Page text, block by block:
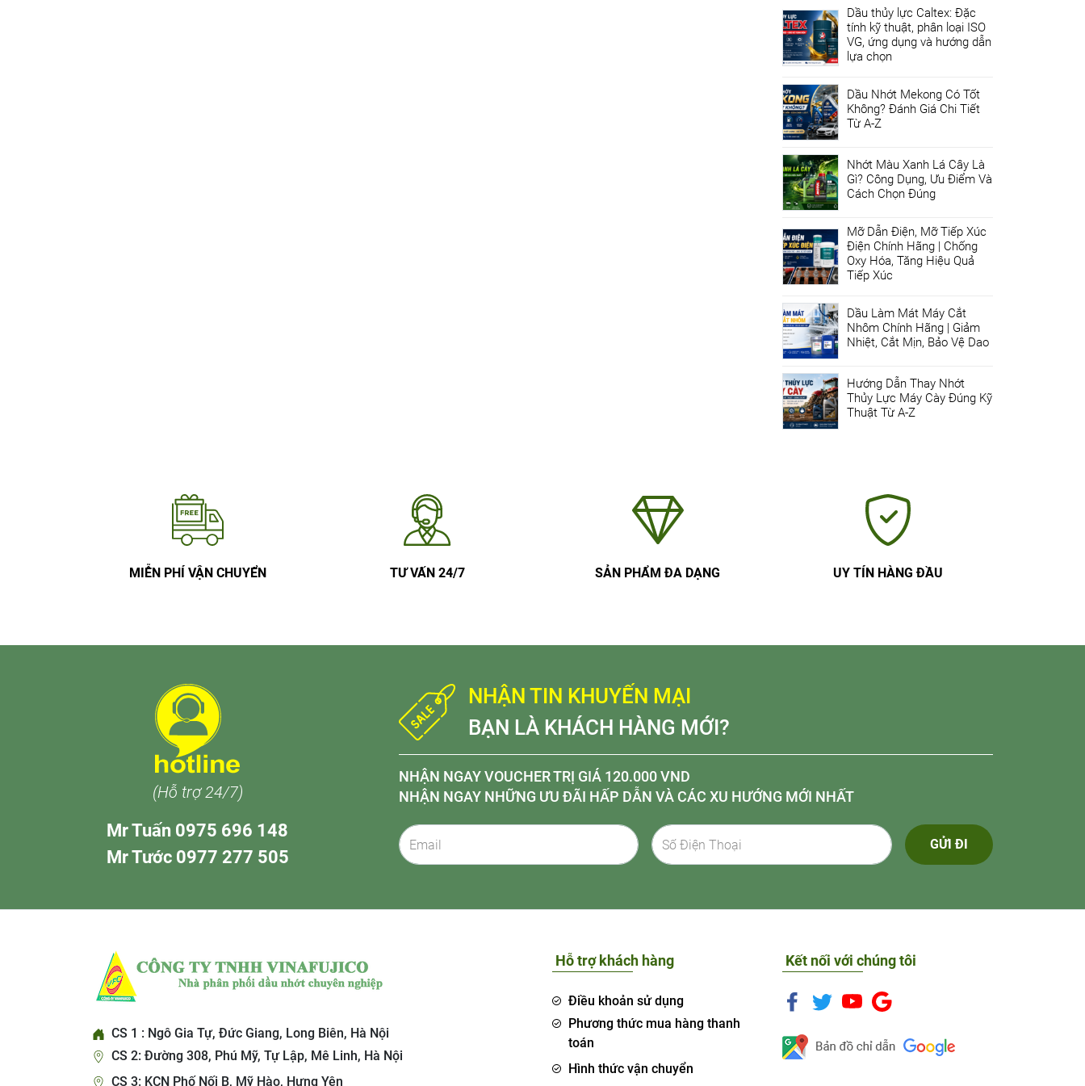
Dầu thủy lực Caltex: Đặc
tính kỹ thuật, phân loại ISO
VG, ứng dụng và hướng dẫn
lựa chọn
Dầu Nhớt Mekong Có Tốt
Không? Đánh Giá Chi Tiết
Từ A-Z
Nhớt Màu Xanh Lá Cây Là
Gì? Công Dụng, Ưu Điểm Và
Cách Chọn Đúng
Mỡ Dẫn Điện, Mỡ Tiếp Xúc
Điện Chính Hãng | Chống
Oxy Hóa, Tăng Hiệu Quả
Tiếp Xúc
Dầu Làm Mát Máy Cắt
Nhôm Chính Hãng | Giảm
Nhiệt, Cắt Mịn, Bảo Vệ Dao
Hướng Dẫn Thay Nhớt
Thủy Lực Máy Cày Đúng Kỹ
Thuật Từ A-Z
MIỄN PHÍ VẬN CHUYỂN TƯ VẤN 24/7 SẢN PHẨM ĐA DẠNG UY TÍN HÀNG ĐẦU
(Hỗ trợ 24/7)
Mr Tuấn 0975 696 148
Mr Tước 0977 277 505
NHẬN TIN KHUYẾN MẠI
BẠN LÀ KHÁCH HÀNG MỚI?
NHẬN NGAY VOUCHER TRỊ GIÁ 120.000 VND
NHẬN NGAY NHỮNG ƯU ĐÃI HẤP DẪN VÀ CÁC XU HƯỚNG MỚI NHẤT
GỬI ĐI
CS 1 : Ngô Gia Tự, Đức Giang, Long Biên, Hà Nội
CS 2: Đường 308, Phú Mỹ, Tự Lập, Mê Linh, Hà Nội
CS 3: KCN Phố Nối B, Mỹ Hào, Hưng Yên
Hỗ trợ khách hàng
Điều khoản sử dụng
Phương thức mua hàng thanh
toán
Hình thức vận chuyển
Kết nối với chúng tôi